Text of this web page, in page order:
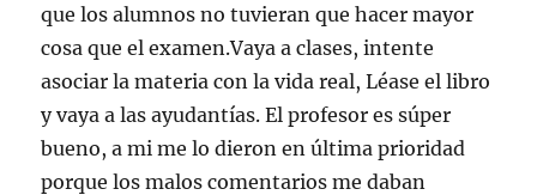
que los alumnos no tuvieran que hacer mayor
cosa que el examen.Vaya a clases, intente
asociar la materia con la vida real, Léase el libro
y vaya a las ayudantías. El profesor es súper
bueno, a mi me lo dieron en última prioridad
porque los malos comentarios me daban